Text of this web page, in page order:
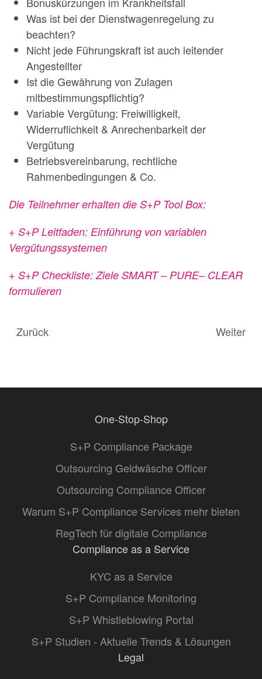
Was ist bei der Dienstwagenregelung zu
beachten?
Nicht jede Führungskraft ist auch leitender
Angestellter
Ist die Gewährung von Zulagen
mitbestimmungspflichtig?
Variable Vergütung: Freiwilligkeit,
Widerruflichkeit & Anrechenbarkeit der
Vergütung
Betriebsvereinbarung, rechtliche
Rahmenbedingungen & Co.
Die Teilnehmer erhalten die S+P Tool Box:
+ S+P Leitfaden: Einführung von variablen
Vergütungssystemen
+ S+P Checkliste: Ziele SMART – PURE– CLEAR
formulieren
Zurück Weiter
One-Stop-Shop
S+P Compliance Package
Outsourcing Geldwäsche Officer
Outsourcing Compliance Officer
Warum S+P Compliance Services mehr bieten
RegTech für digitale Compliance
Compliance as a Service
KYC as a Service
S+P Compliance Monitoring
S+P Whistleblowing Portal
S+P Studien - Aktuelle Trends & Lösungen
Legal